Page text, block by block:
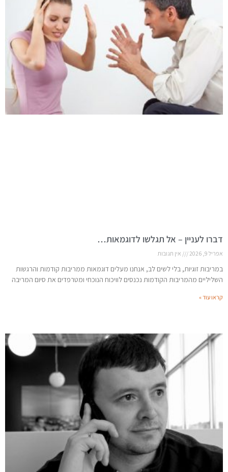
דברו לעניין – אל תגלשו לדוגמאות…
אפריל 9, 2026 אין תגובות
במריבות זוגיות, בלי לשים לב, אנחנו מעלים דוגמאות ממריבות קודמות והרגשות
השליליים מהמריבות הקודמות נכנסים לוויכוח הנוכחי ומטרפדים את סיום המריבה
קראו עוד »